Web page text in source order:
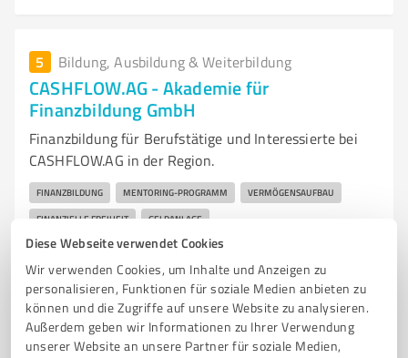
Diese Webseite verwendet Cookies
Wir verwenden Cookies, um Inhalte und Anzeigen zu
personalisieren, Funktionen für soziale Medien anbieten zu
können und die Zugriffe auf unsere Website zu analysieren.
Außerdem geben wir Informationen zu Ihrer Verwendung
unserer Website an unsere Partner für soziale Medien,
5 Bildung, Ausbildung & Weiterbildung
CASHFLOW.AG - Akademie für
Finanzbildung GmbH
Finanzbildung für Berufstätige und Interessierte bei
CASHFLOW.AG in der Region.
FINANZBILDUNG MENTORING-PROGRAMM VERMÖGENSAUFBAU
FINANZIELLE FREIHEIT GELDANLAGE
FINANZIELLE HANDLUNGSKOMPETENZ BERUFSTÄTIGE
FAMILIENMENSCHEN FINANZ-NEULINGE PRAXISNAH
INDIVIDUELLE BEGLEITUNG
Regensburger Str. 75, 92421 Schwandorf